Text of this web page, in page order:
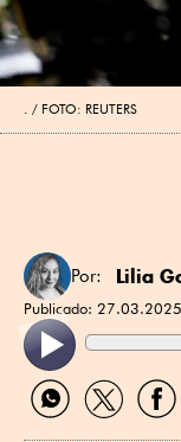
FOTO: REUTERS
Por: Lilia
Publicado:
Compartir
por
Compartir
por
por